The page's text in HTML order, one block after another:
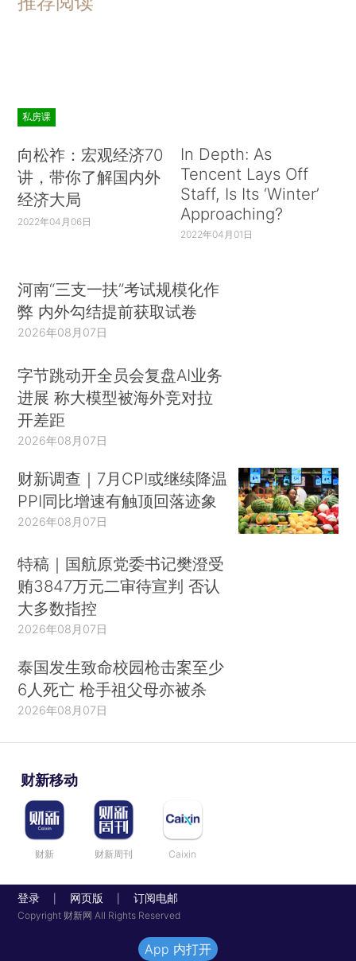
私房课
向松祚：宏观经济70
讲，带你了解国内外
经济大局
2022年04月06日
In Depth: As
Tencent Lays Off
Staff, Is Its ‘Winter’
Approaching?
2022年04月01日
河南“三支一扶”考试规模化作
弊 内外勾结提前获取试卷
2026年08月07日
字节跳动开全员会复盘AI业务
进展 称大模型被海外竞对拉
开差距
2026年08月07日
财新调查｜7月CPI或继续降温
PPI同比增速有触顶回落迹象
2026年08月07日
特稿｜国航原党委书记樊澄受
贿3847万元二审待宣判 否认
大多数指控
2026年08月07日
泰国发生致命校园枪击案至少
6人死亡 枪手祖父母亦被杀
2026年08月07日
财新移动
财新 财新周刊 Caixin
登录 网页版 订阅电邮
Copyright 财新网 All Rights Reserved
App 内打开